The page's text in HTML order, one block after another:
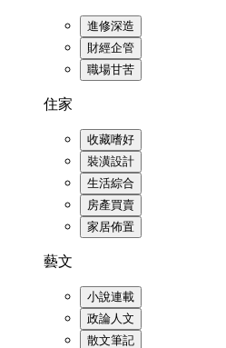
進修深造
財經企管
職場甘苦
住家
收藏嗜好
裝潢設計
生活綜合
房產買賣
家居佈置
藝文
小說連載
政論人文
散文筆記